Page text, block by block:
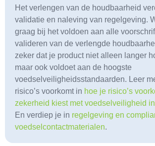
Het verlengen van de houdbaarheid
validatie en naleving van regelgeving.
graag bij het voldoen aan alle
valideren van de verlengde
zeker dat je product niet alleen langer
maar ook voldoet aan de hoogste
voedselveiligheidsstandaarden. Leer
risico’s voorkomt in hoe je risico’s
zekerheid kiest met voedselveiligheid
En verdiep je in regelgeving en
voedselcontactmaterialen.